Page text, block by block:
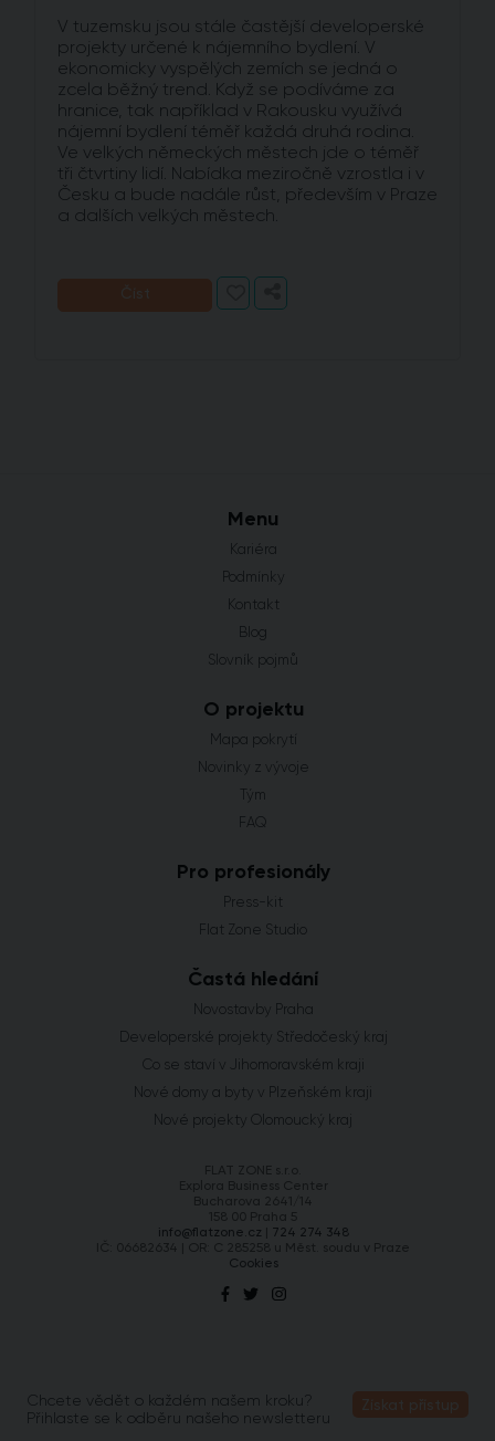
V tuzemsku jsou stále častější developerské
projekty určené k nájemního bydlení. V
ekonomicky vyspělých zemích se jedná o
zcela běžný trend. Když se podíváme za
hranice, tak například v Rakousku využívá
nájemní bydlení téměř každá druhá rodina.
Ve velkých německých městech jde o téměř
tři čtvrtiny lidí. Nabídka meziročně vzrostla i v
Česku a bude nadále růst, především v Praze
a dalších velkých městech.
Číst
Menu
Kariéra
Podmínky
Kontakt
Blog
Slovník pojmů
O projektu
Mapa pokrytí
Novinky z vývoje
Tým
FAQ
Pro profesionály
Press-kit
Flat Zone Studio
Častá hledání
Novostavby Praha
Developerské projekty Středočeský kraj
Co se staví v Jihomoravském kraji
Nové domy a byty v Plzeňském kraji
Nové projekty Olomoucký kraj
info@flatzone.cz
724 274 348
Cookies
Chcete vědět o každém našem kroku?
Přihlaste se k odběru našeho newsletteru
Získat přístup